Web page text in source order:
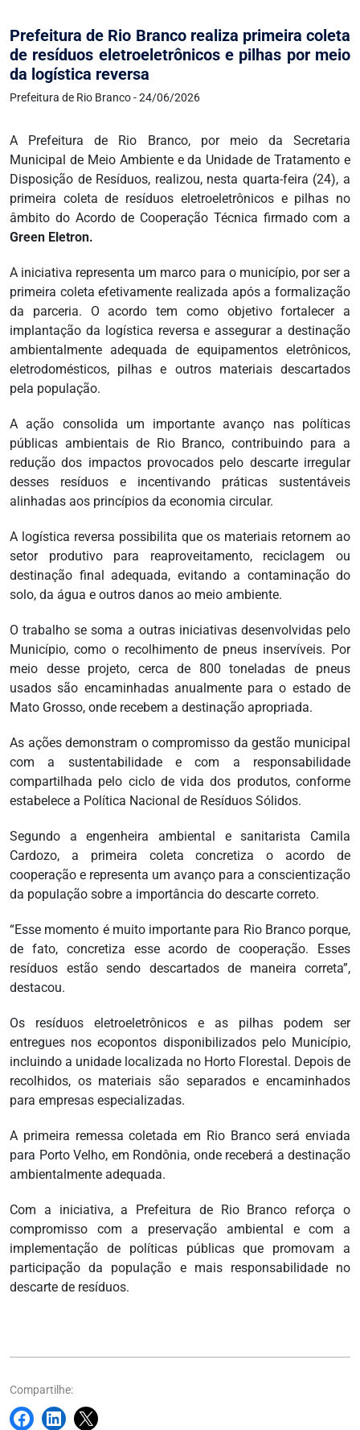
Prefeitura de Rio Branco realiza primeira coleta
de resíduos eletroeletrônicos e pilhas por meio
da logística reversa
Prefeitura de Rio Branco - 24/06/2026
A Prefeitura de Rio Branco, por meio da Secretaria
Municipal de Meio Ambiente e da Unidade de Tratamento e
Disposição de Resíduos, realizou, nesta quarta-feira (24), a
primeira coleta de resíduos eletroeletrônicos e pilhas no
âmbito do Acordo de Cooperação Técnica firmado com a
Green Eletron.
A iniciativa representa um marco para o município, por ser a
primeira coleta efetivamente realizada após a formalização
da parceria. O acordo tem como objetivo fortalecer a
implantação da logística reversa e assegurar a destinação
ambientalmente adequada de equipamentos eletrônicos,
eletrodomésticos, pilhas e outros materiais descartados
pela população.
A ação consolida um importante avanço nas políticas
públicas ambientais de Rio Branco, contribuindo para a
redução dos impactos provocados pelo descarte irregular
desses resíduos e incentivando práticas sustentáveis
alinhadas aos princípios da economia circular.
A logística reversa possibilita que os materiais retornem ao
setor produtivo para reaproveitamento, reciclagem ou
destinação final adequada, evitando a contaminação do
solo, da água e outros danos ao meio ambiente.
O trabalho se soma a outras iniciativas desenvolvidas pelo
Município, como o recolhimento de pneus inservíveis. Por
meio desse projeto, cerca de 800 toneladas de pneus
usados são encaminhadas anualmente para o estado de
Mato Grosso, onde recebem a destinação apropriada.
As ações demonstram o compromisso da gestão municipal
com a sustentabilidade e com a responsabilidade
compartilhada pelo ciclo de vida dos produtos, conforme
estabelece a Política Nacional de Resíduos Sólidos.
Segundo a engenheira ambiental e sanitarista Camila
Cardozo, a primeira coleta concretiza o acordo de
cooperação e representa um avanço para a conscientização
da população sobre a importância do descarte correto.
“Esse momento é muito importante para Rio Branco porque,
de fato, concretiza esse acordo de cooperação. Esses
resíduos estão sendo descartados de maneira correta”,
destacou.
Os resíduos eletroeletrônicos e as pilhas podem ser
entregues nos ecopontos disponibilizados pelo Município,
incluindo a unidade localizada no Horto Florestal. Depois de
recolhidos, os materiais são separados e encaminhados
para empresas especializadas.
A primeira remessa coletada em Rio Branco será enviada
para Porto Velho, em Rondônia, onde receberá a destinação
ambientalmente adequada.
Com a iniciativa, a Prefeitura de Rio Branco reforça o
compromisso com a preservação ambiental e com a
implementação de políticas públicas que promovam a
participação da população e mais responsabilidade no
descarte de resíduos.
Compartilhe: